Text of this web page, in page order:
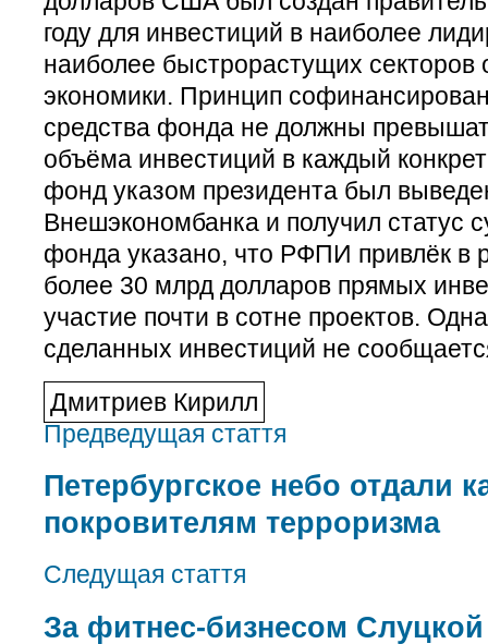
году для инвестиций в наиболее
наиболее быстрорастущих секторов
экономики. Принцип
средства фонда не должны
объёма инвестиций в каждый
фонд указом президента был
Внешэкономбанка и получил статус
фонда указано, что РФПИ привлёк в
более 30 млрд долларов прямых
участие почти в сотне проектов.
сделанных инвестиций не
Дмитриев Кирилл
Предведущая стаття
Петербургское небо отдали
покровителям терроризма
Следущая стаття
За фитнес-бизнесом Слуцкой